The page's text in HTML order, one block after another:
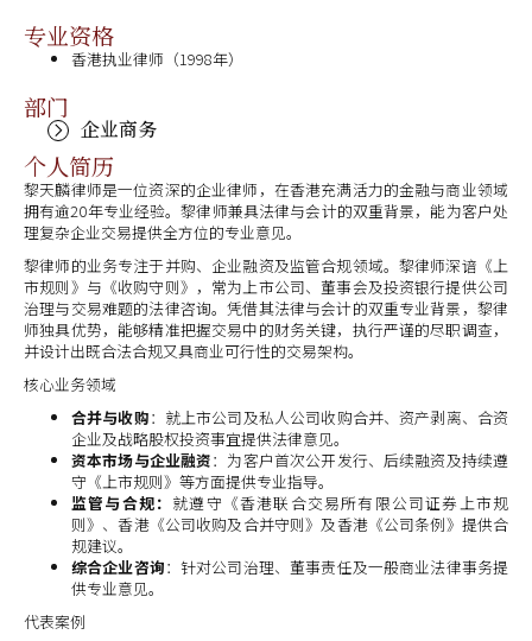
个人简历
黎天麟律师是一位资深的企业律师，在香港充满活力的金融与商业领域
拥有逾20年专业经验。黎律师兼具法律与会计的双重背景，能为客户处
理复杂企业交易提供全方位的专业意见。
黎律师的业务专注于并购、企业融资及监管合规领域。黎律师深谙《上
市规则》与《收购守则》，常为上市公司、董事会及投资银行提供公司
治理与交易难题的法律咨询。凭借其法律与会计的双重专业背景，黎律
师独具优势，能够精准把握交易中的财务关键，执行严谨的尽职调查，
并设计出既合法合规又具商业可行性的交易架构。
核心业务领域
合并与收购：就上市公司及私人公司收购合并、资产剥离、合资
企业及战略股权投资事宜提供法律意见。
资本市场与企业融资：为客户首次公开发行、后续融资及持续遵
守《上市规则》等方面提供专业指导。
监管与合规： 就遵守《香港联合交易所有限公司证券上市规
则》、香港《公司收购及合并守则》及香港《公司条例》提供合
规建议。
综合企业咨询：针对公司治理、董事责任及一般商业法律事务提
供专业意见。
代表案例
专业资格
香港执业律师（1998年）
部门
企业商务